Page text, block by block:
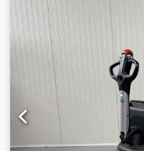
Cat.:Demo Forks:1150
Year:2016 Hours:1176
Capacity:Complete
Options:Special bouw
!!!Voor bv het leeg
Systeem = ATEX 14
toegestaan in ZONE 2 )
Type = Cat 3D (
IIIB Tempklasse = T